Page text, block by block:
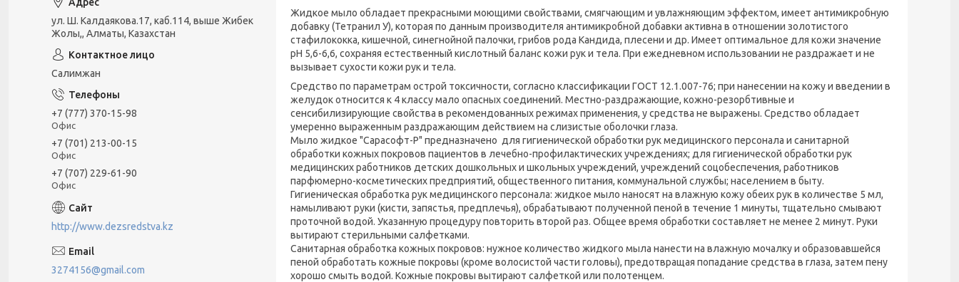
Жидкое мыло обладает прекрасными моющими свойствами, смягчающим и увлажняющим эффектом, имеет антимикробную
добавку (Тетранил У), которая по данным производителя антимикробной добавки активна в отношении золотистого
стафилококка, кишечной, синегнойной палочки, грибов рода Кандида, плесени и др. Имеет оптимальное для кожи значение
рН 5,6-6,6, сохраняя естественный кислотный баланс кожи рук и тела. При ежедневном использовании не раздражает и не
вызывает сухости кожи рук и тела.
Средство по параметрам острой токсичности, согласно классификации ГОСТ 12.1.007-76; при нанесении на кожу и введении в
желудок относится к 4 классу мало опасных соединений. Местно-раздражающие, кожно-резорбтивные и
сенсибилизирующие свойства в рекомендованных режимах применения, у средства не выражены. Средство обладает
умеренно выраженным раздражающим действием на слизистые оболочки глаза.
Мыло жидкое "Сарасофт-Р" предназначено для гигиенической обработки рук медицинского персонала и санитарной
обработки кожных покровов пациентов в лечебно-профилактических учреждениях; для гигиенической обработки рук
медицинских работников детских дошкольных и школьных учреждений, учреждений соцобеспечения, работников
парфюмерно-косметических предприятий, общественного питания, коммунальной службы; населением в быту.
Гигиеническая обработка рук медицинского персонала: жидкое мыло наносят на влажную кожу обеих рук в количестве 5 мл,
намыливают руки (кисти, запястья, предплечья), обрабатывают полученной пеной в течение 1 минуты, тщательно смывают
проточной водой. Указанную процедуру повторить второй раз. Общее время обработки составляет не менее 2 минут. Руки
вытирают стерильными салфетками.
Санитарная обработка кожных покровов: нужное количество жидкого мыла нанести на влажную мочалку и образовавшейся
пеной обработать кожные покровы (кроме волосистой части головы), предотвращая попадание средства в глаза, затем пену
хорошо смыть водой. Кожные покровы вытирают салфеткой или полотенцем.
ул. Ш. Калдаякова.17, каб.114, выше Жибек
Жолы,, Алматы, Казахстан
Салимжан
+7 (777) 370-15-98
Офис
+7 (701) 213-00-15
Офис
+7 (707) 229-61-90
Офис
http://www.dezsredstva.kz
3274156@gmail.com